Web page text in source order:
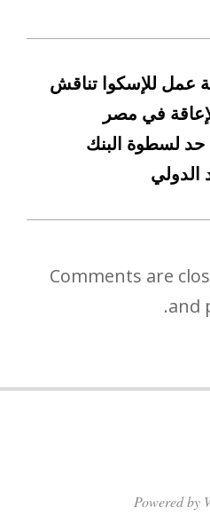
عمل للإسكوا تناقش
في مصر
حد لسطوة البنك
الدولي
Comments are
and
Powered by